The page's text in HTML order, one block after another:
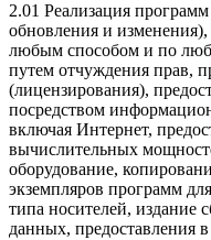
2.01 Реализация
обновления и
любым способом и по
путем отчуждения прав,
(лицензирования),
посредством
включая Интернет,
вычислительных
оборудование,
экземпляров программ
типа носителей, издание
данных, предоставления